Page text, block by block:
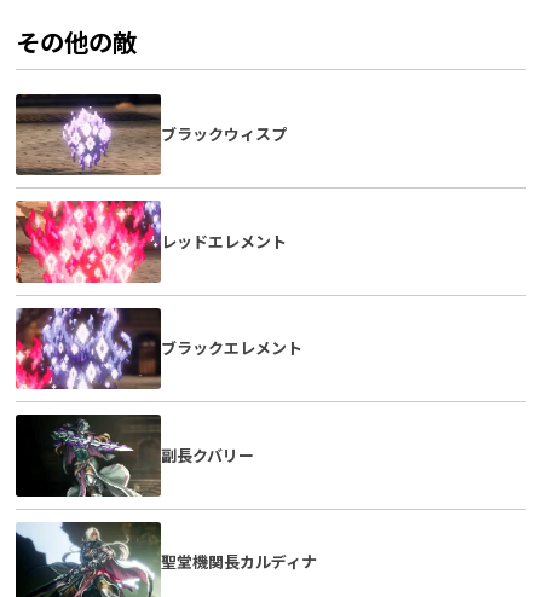
その他の敵
ブラックウィスプ
レッドエレメント
ブラックエレメント
副長クバリー
聖堂機関長カルディナ